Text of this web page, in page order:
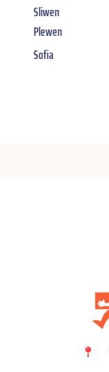
Sliwen
Plewen
Sofia